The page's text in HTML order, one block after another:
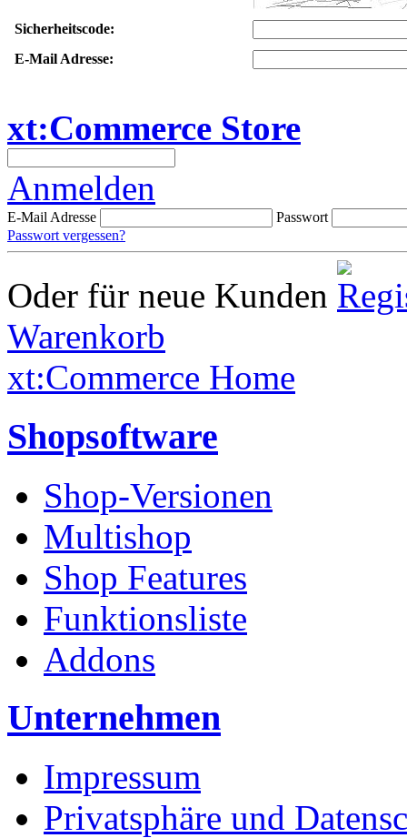
Sicherheitscode:
E-Mail Adresse:
xt:Commerce Store
Anmelden
E-Mail Adresse
Passwort
Passwort vergessen?
Oder für neue Kunden
Warenkorb
xt:Commerce Home
Shopsoftware
Shop-Versionen
Multishop
Shop Features
Funktionsliste
Addons
Unternehmen
Impressum
Privatsphäre und